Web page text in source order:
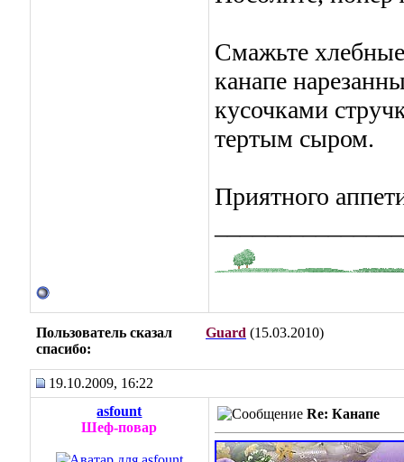
Смажьте
канапе
кусочками
тертым сыром.
Приятного
Пользователь сказал
cпасибо:
Guard (15.03.2010)
19.10.2009, 16:22
asfount
Шеф-повар
Re: Канапе